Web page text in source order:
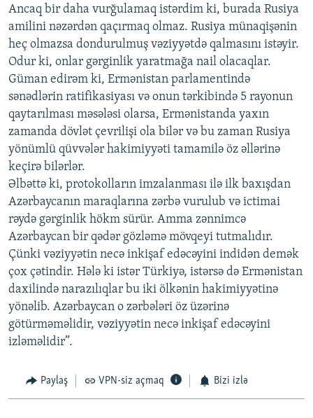
Ancaq bir daha vurğulamaq istərdim ki, burada Rusiya
amilini nəzərdən qaçırmaq olmaz. Rusiya münaqişənin
heç olmazsa dondurulmuş vəziyyətdə qalmasını istəyir.
Odur ki, onlar gərginlik yaratmağa nail olacaqlar.
Güman edirəm ki, Ermənistan parlamentində
sənədlərin ratifikasiyası və onun tərkibində 5 rayonun
qaytarılması məsələsi olarsa, Ermənistanda yaxın
zamanda dövlət çevrilişi ola bilər və bu zaman Rusiya
yönümlü qüvvələr hakimiyyəti tamamilə öz əllərinə
keçirə bilərlər.
Əlbəttə ki, protokolların imzalanması ilə ilk baxışdan
Azərbaycanın maraqlarına zərbə vurulub və ictimai
rəydə gərginlik hökm sürür. Amma zənnimcə
Azərbaycan bir qədər gözləmə mövqeyi tutmalıdır.
Çünki vəziyyətin necə inkişaf edəcəyini indidən demək
çox çətindir. Hələ ki istər Türkiyə, istərsə də Ermənistan
daxilində narazılıqlar bu iki ölkənin hakimiyyətinə
yönəlib. Azərbaycan o zərbələri öz üzərinə
götürməməlidir, vəziyyətin necə inkişaf edəcəyini
izləməlidir”.
Paylaş VPN-siz açmaq Bizi izlə